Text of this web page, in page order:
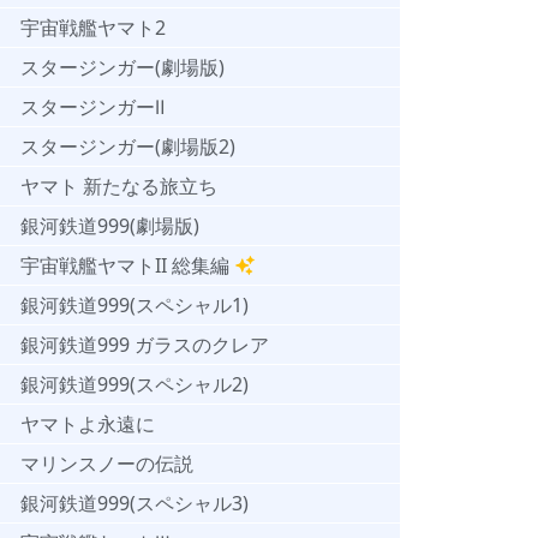
宇宙戦艦ヤマト2
スタージンガー(劇場版)
スタージンガーⅡ
スタージンガー(劇場版2)
ヤマト 新たなる旅立ち
銀河鉄道999(劇場版)
宇宙戦艦ヤマトII 総集編
銀河鉄道999(スペシャル1)
銀河鉄道999 ガラスのクレア
銀河鉄道999(スペシャル2)
ヤマトよ永遠に
マリンスノーの伝説
銀河鉄道999(スペシャル3)